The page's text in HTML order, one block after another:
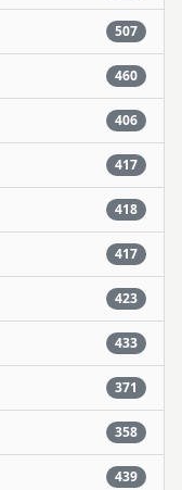
507
460
406
417
418
417
423
433
371
358
439